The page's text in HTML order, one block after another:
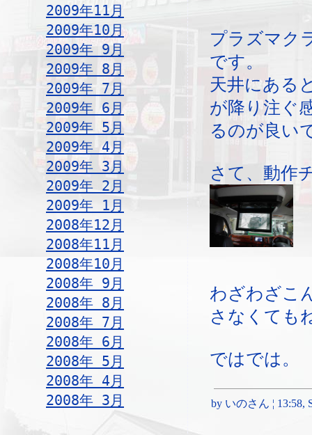
2009年11月
2009年10月
2009年 9月
2009年 8月
2009年 7月
2009年 6月
2009年 5月
2009年 4月
2009年 3月
2009年 2月
2009年 1月
2008年12月
2008年11月
2008年10月
2008年 9月
2008年 8月
2008年 7月
2008年 6月
2008年 5月
2008年 4月
2008年 3月
プラズマク
です。
天井にある
が降り注ぐ
るのが良い
さて、動作
わざわざこ
さなくても
ではでは。
by いのさん ¦ 13:58,